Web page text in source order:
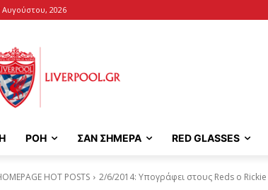
2026
ΡΟΗ ΣΑΝ ΣΗΜΕΡΑ RED GLASSES
HOT POSTS 2/6/2014: Υπογράφει στους Reds ο